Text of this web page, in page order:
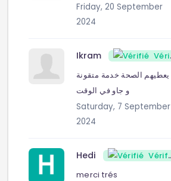
Friday, 20 September
2024
Ikram Vérifié
يعطيهم الصحة خدمة متقونة
و جاو في الوقت
Saturday, 7 September
2024
Hedi Vérifié
merci trés